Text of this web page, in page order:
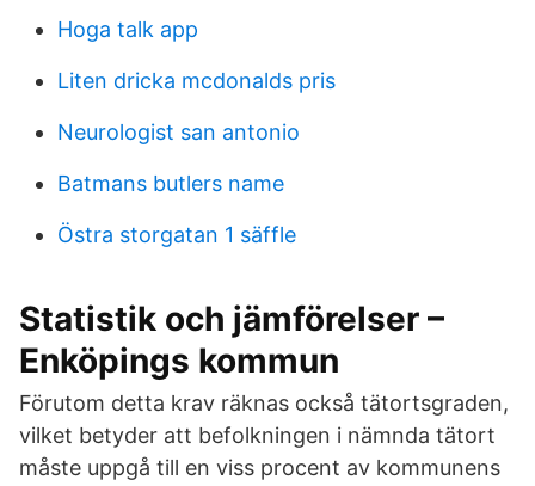
Hoga talk app
Liten dricka mcdonalds pris
Neurologist san antonio
Batmans butlers name
Östra storgatan 1 säffle
Statistik och jämförelser –
Enköpings kommun
Förutom detta krav räknas också tätortsgraden,
vilket betyder att befolkningen i nämnda tätort
måste uppgå till en viss procent av kommunens